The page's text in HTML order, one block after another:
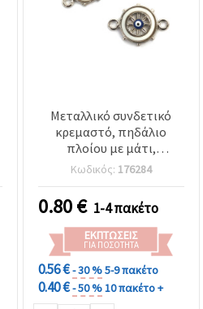
Μεταλλικό συνδετικό
κρεμαστό, πηδάλιο
πλοίου με μάτι,
απομίμηση φίλντισιού,
21x14x3 mm, τρύπα: 1
mm, ασημί χρώμα - 2 τεμ.
Κωδικός: 176284
0.80€ 1-4 πακέτο
ΕΚΠΤΏΣΕΙΣ
ΓΙΑ ΠΟΣΌΤΗΤΑ
0.56 €- 30 %5-9 πακέτο
0.40 €- 50 %10 πακέτο +